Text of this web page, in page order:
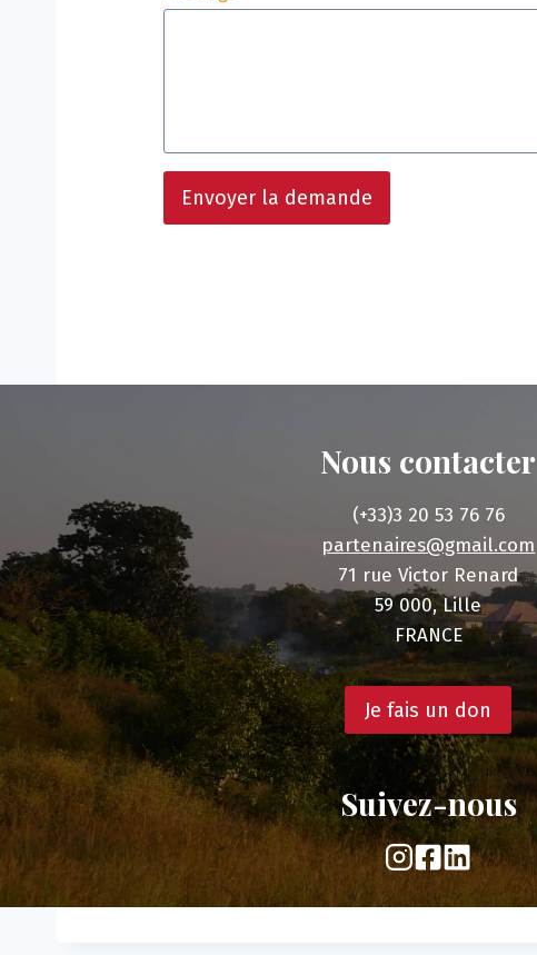
Envoyer la demande
Nous contacter
(+33)3 20 53 76 76
partenaires@gmail.com
71 rue Victor Renard
59 000, Lille
FRANCE
Je fais un don
Suivez-nous